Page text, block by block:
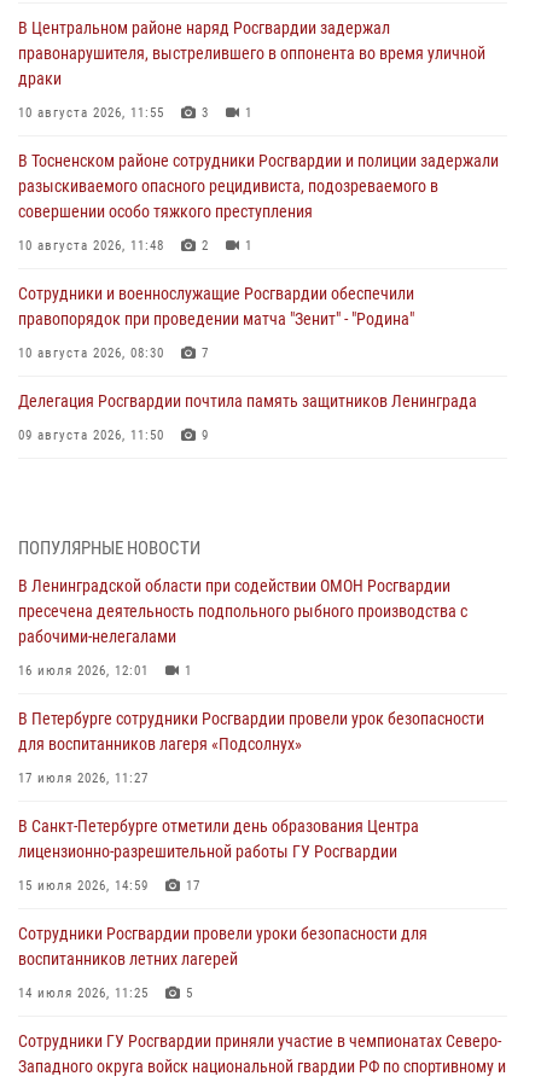
В Центральном районе наряд Росгвардии задержал
правонарушителя, выстрелившего в оппонента во время уличной
драки
10 августа 2026, 11:55 3 1
В Тосненском районе сотрудники Росгвардии и полиции задержали
разыскиваемого опасного рецидивиста, подозреваемого в
совершении особо тяжкого преступления
10 августа 2026, 11:48 2 1
Сотрудники и военнослужащие Росгвардии обеспечили
правопорядок при проведении матча "Зенит" - "Родина"
10 августа 2026, 08:30 7
Делегация Росгвардии почтила память защитников Ленинграда
09 августа 2026, 11:50 9
09 августа 2026, 11:30 4
Сотрудники Росгвардии приняли участие в праздновании Дня
физкультурника
08 августа 2026, 17:21
патриотическом мероприятии "Крылатая пехота"
08 августа 2026, 11:31
вневедомственной охраны, погибших при исполнении служебного
долга
07 августа 2026, 18:55 11
В Санкт-Петербурге росгвардейцы пресекли попытку руферов
подняться на крышу одного из городских соборов
07 августа 2026, 12:04
ПОПУЛЯРНЫЕ НОВОСТИ
В Ленинградской области при содействии ОМОН Росгвардии
пресечена деятельность подпольного рыбного производства с
рабочими-нелегалами
16 июля 2026, 12:01 1
В Петербурге сотрудники Росгвардии провели урок безопасности
для воспитанников лагеря «Подсолнух»
17 июля 2026, 11:27
В Санкт-Петербурге отметили день образования Центра
лицензионно-разрешительной работы ГУ Росгвардии
15 июля 2026, 14:59 17
Сотрудники Росгвардии провели уроки безопасности для
воспитанников летних лагерей
14 июля 2026, 11:25 5
Сотрудники ГУ Росгвардии приняли участие в чемпионатах Северо-
Западного округа войск национальной гвардии РФ по спортивному и